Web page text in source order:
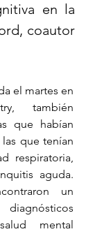
en la
coautor
el martes en
también
que habían
que tenían
respiratoria,
aguda.
un
mental